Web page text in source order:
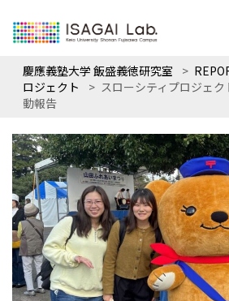
慶應義塾大学 飯盛義徳研究室 >
ロジェクト
> スローシティプロジェ
動報告